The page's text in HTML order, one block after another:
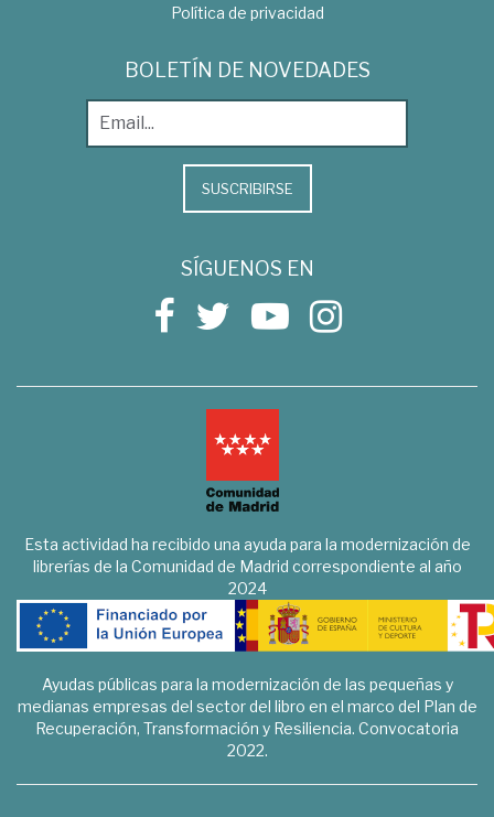
Política de privacidad
BOLETÍN DE NOVEDADES
SUSCRIBIRSE
SÍGUENOS EN
Esta actividad ha recibido una ayuda para la modernización de
librerías de la Comunidad de Madrid correspondiente al año
2024
Ayudas públicas para la modernización de las pequeñas y
medianas empresas del sector del libro en el marco del Plan de
Recuperación, Transformación y Resiliencia. Convocatoria
2022.